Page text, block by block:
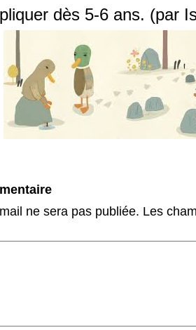
dès 5-6 ans. (par
ne sera pas publiée. Les